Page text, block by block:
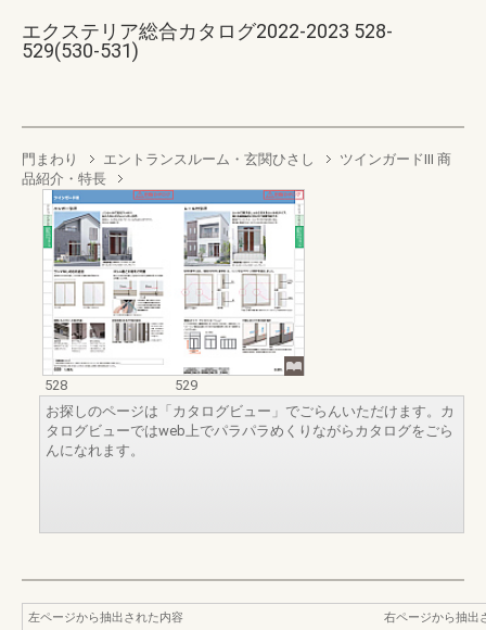
エクステリア総合カタログ2022-2023 528-
529(530-531)
門まわり エントランスルーム・玄関ひさし
ツインガードIII 商
品紹介・特長
528
529
お探しのページは「カタログビュー」でごらんいただけます。カ
タログビューではweb上でパラパラめくりながらカタログをごら
んになれます。
左ページから抽出された内容
右ページから抽出